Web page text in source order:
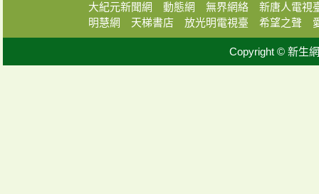
大紀元新聞網 動態網 無界網絡
新唐人電視
明慧網
天梯書店 放光明電視臺 希望之聲
Copyright © 新生